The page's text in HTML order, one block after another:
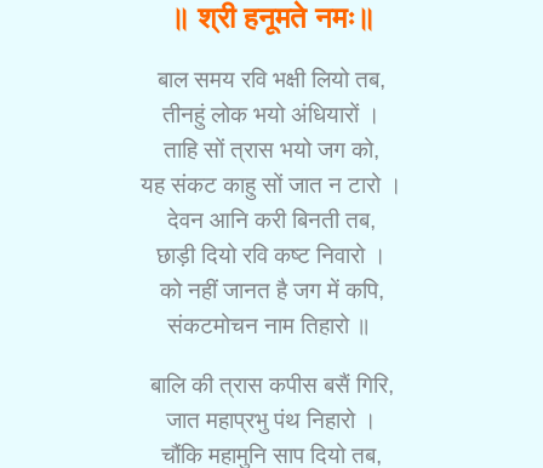
॥ श्री हनूमते नमः॥
बाल समय रवि भक्षी लियो तब,
तीनहुं लोक भयो अंधियारों ।
ताहि सों त्रास भयो जग को,
यह संकट काहु सों जात न टारो ।
देवन आनि करी बिनती तब,
छाड़ी दियो रवि कष्ट निवारो ।
को नहीं जानत है जग में कपि,
संकटमोचन नाम तिहारो ॥
बालि की त्रास कपीस बसैं गिरि,
जात महाप्रभु पंथ निहारो ।
चौंकि महामुनि साप दियो तब,